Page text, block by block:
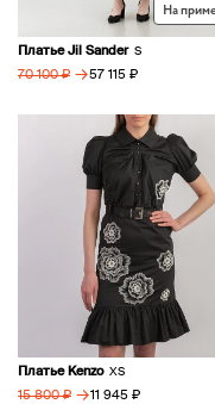
На
Платье Jil Sander S
70 100 ₽ → 57 115 ₽
Платье Kenzo XS
15 800 ₽ → 11 945 ₽